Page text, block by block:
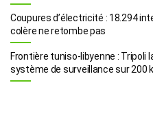
Coupures d’électricité : 18.294
colère ne retombe pas
Frontière tuniso-libyenne : Tripoli
système de surveillance sur 200